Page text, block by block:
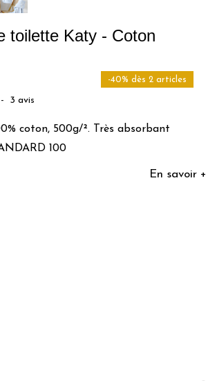
toilette Katy - Coton
-40% dès 2 articles
- 3 avis
coton, 500g/². Très absorbant
100
En savoir +